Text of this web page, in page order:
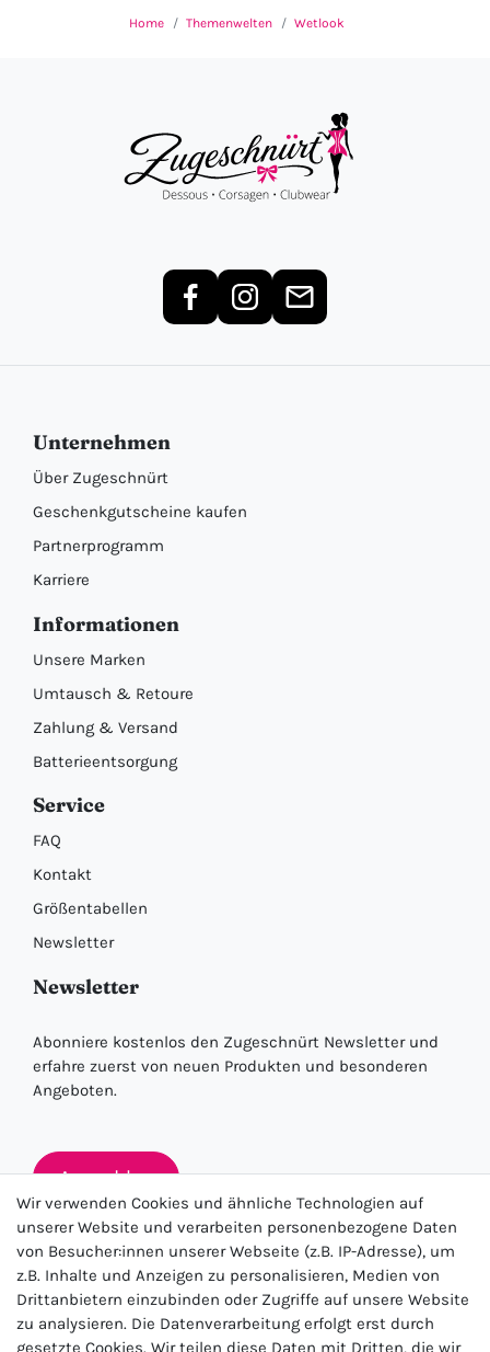
Home Themenwelten Wetlook
Unternehmen
Über Zugeschnürt
Geschenkgutscheine kaufen
Partnerprogramm
Karriere
Informationen
Unsere Marken
Umtausch & Retoure
Zahlung & Versand
Batterieentsorgung
Service
FAQ
Kontakt
Größentabellen
Newsletter
Newsletter
Abonniere kostenlos den Zugeschnürt Newsletter und
erfahre zuerst von neuen Produkten und besonderen
Angeboten.
Anmelden
★★★★★
4.5 / 5.0 (23.143)
Wir verwenden Cookies und ähnliche Technologien auf
unserer Website und verarbeiten personenbezogene Daten
von Besucher:innen unserer Webseite (z.B. IP-Adresse), um
z.B. Inhalte und Anzeigen zu personalisieren, Medien von
Drittanbietern einzubinden oder Zugriffe auf unsere Website
zu analysieren. Die Datenverarbeitung erfolgt erst durch
gesetzte Cookies. Wir teilen diese Daten mit Dritten, die wir